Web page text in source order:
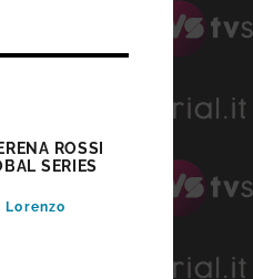
ROSSI
SERIES
Lorenzo